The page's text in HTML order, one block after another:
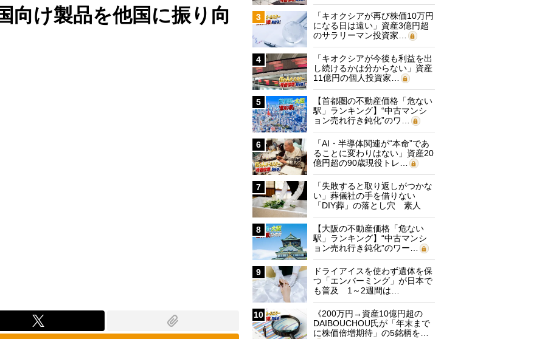
向け製品を他国に振り向
3
「キオクシアが再び株価10万円
になる日は遠い」資産3億円超
のサラリーマン投資家…
4
「キオクシアが今後も利益を出
し続けるかは分からない」資産
11億円の個人投資家…
5
【首都圏の不動産価格「危ない
駅」ランキング】“中古マンシ
ョン売れ行き鈍化”のワ…
6
「AI・半導体関連が“本命”であ
ることに変わりはない」資産20
億円超の90歳現役トレ…
7
「失敗すると取り返しがつかな
い」葬儀社の手を借りない
「DIY葬」の落とし穴 素人
に…
8
【大阪の不動産価格「危ない
駅」ランキング】“中古マンシ
ョン売れ行き鈍化”のワー…
9
ドライアイスを使わず遺体を保
つ「エンバーミング」が日本で
も普及 1～2週間は…
10
《200万円→資産10億円超の
DAIBOUCHOU氏が「年末まで
に株価倍増期待」の5銘柄を…